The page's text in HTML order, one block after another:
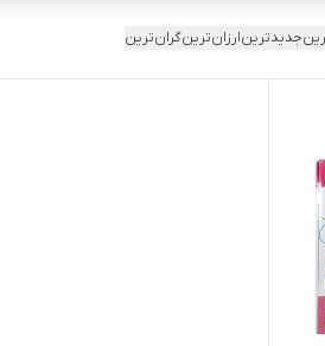
جدیدترینارزان‌ترینگران‌ترین